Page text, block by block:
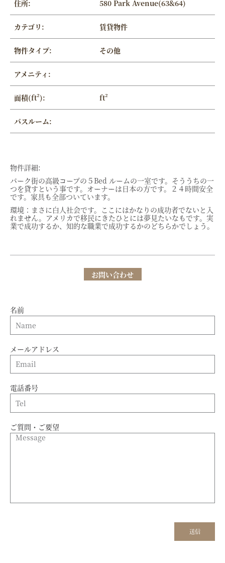
住所: 580 Park Avenue(63&64)
カテゴリ: 賃貸物件
物件タイプ: その他
アメニティ:
面積(ft²): ft²
バスルーム:
物件詳細:
パーク街の高級コープの５Bed ルームの一室です。そううちの一
つを貸すという事です。オーナーは日本の方です。２４時間安全
です。家具も全部ついています。
環境：まさに白人社会です。ここにはかなりの成功者でないと入
れません。アメリカで移民にきたひとには夢見たいなもです。実
業で成功するか、知的な職業で成功するかのどちらかでしょう。
お問い合わせ
名前
メールアドレス
電話番号
ご質問・ご要望